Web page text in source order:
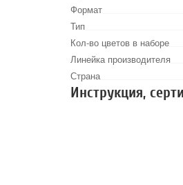
Формат
Тип
Кол-во цветов в наборе
Линейка производителя
Страна
Инструкция,